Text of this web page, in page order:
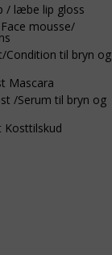
/ læbe lip gloss
mousse/
Condition til bryn og
Mascara
/Serum til bryn og
Kosttilskud